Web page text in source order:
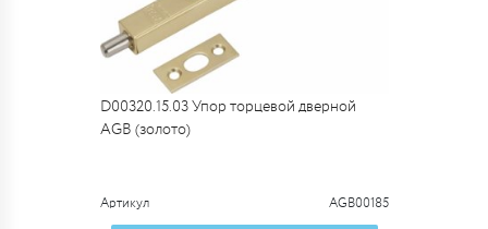
D00320.15.03 Упор торцевой дверной
AGB (золото)
Артикул AGB00185